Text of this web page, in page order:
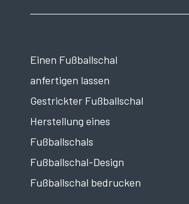
Einen Fußballschal
anfertigen lassen
Gestrickter Fußballschal
Herstellung eines
Fußballschals
Fußballschal-Design
Fußballschal bedrucken